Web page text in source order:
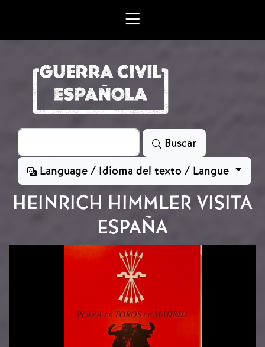
Search
Buscar
Language / Idioma del texto / Langue
HEINRICH HIMMLER VISITA
ESPAÑA